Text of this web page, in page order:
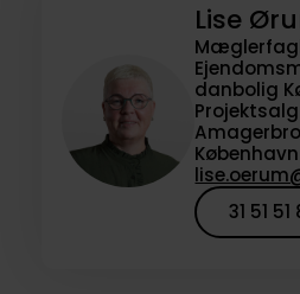
Lise
danbolig
København
31 51 51